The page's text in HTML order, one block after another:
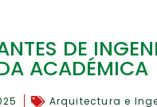
DE
ACADÉMICA
Arquitectura e